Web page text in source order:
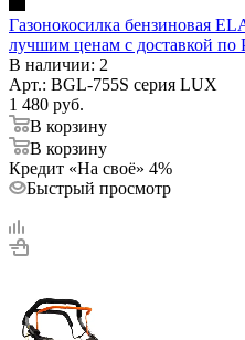
Газонокосилка бензиновая
лучшим ценам с доставкой по
В наличии: 2
Арт.: BGL-755S серия LUX
1 480 руб.
В корзину
В корзину
Кредит «На своё» 4%
Быстрый просмотр